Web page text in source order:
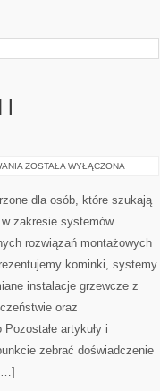
WSPÓŁPRACA
WYKONAWCĄ
ZOSTAŁA WYŁĄCZONA
dla osób, które szukają
zakresie systemów
rozwiązań montażowych
kominki, systemy
instalacje grzewcze z
oraz
artykuły i
zebrać doświadczenie